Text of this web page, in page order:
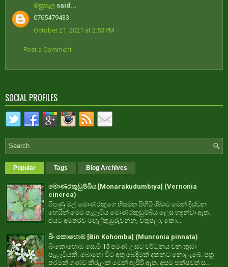
ඔසුපැල said...
0765479433
October 21, 2021 at 2:53 PM
Post a Comment
SOCIAL PROFILES
Popular Tags Blog Archives
මොණරකුඩුම්බිය [Monarakudumbiya] (Vernonia
cinerea)
පිපුණු මල් මොණරකුගෙ හිසමත පිහිටි ශිඛාව මෙන් දිස්වන
හෙයින් මෙම පැළෑටිය මොණරකුඩුම්බිය ලෙස හඳුන්වා ඇත.
එයට අමතරව මඟුල්කුඹුරුවන්න, වතුපලා, කො...
බිං කොහොඹ [Bin Kohomba] (Munronia pinnata)
බිංකොහොඹ සෙ.මි 15 පමණ උසට වර්ධනය වන කුඩා
පැළෑටියකි. බොහෝ විට අතු බෙදීමක් දක්නට නොලැබේ. පත්‍ර
තරමක් ගණව කිරුලක් මෙන් ඇසිරී ඇත. අසම පක්ෂවත් ස...